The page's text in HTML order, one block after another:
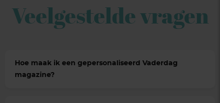
Veelgestelde vragen
Hoe maak ik een gepersonaliseerd Vaderdag
magazine?